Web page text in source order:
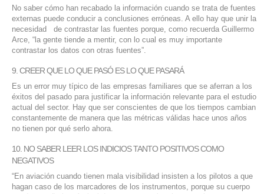
No saber cómo han recabado la información cuando se trata de fuentes
externas puede conducir a conclusiones erróneas. A ello hay que unir la
necesidad de contrastar las fuentes porque, como recuerda Guillermo
Arce, “la gente tiende a mentir, con lo cual es muy importante
contrastar los datos con otras fuentes”.
9. CREER QUE LO QUE PASÓ ES LO QUE PASARÁ
Es un error muy típico de las empresas familiares que se aferran a los
éxitos del pasado para justificar la información relevante para el estudio
actual del sector. Hay que ser conscientes de que los tiempos cambian
constantemente de manera que las métricas válidas hace unos años
no tienen por qué serlo ahora.
10. NO SABER LEER LOS INDICIOS TANTO POSITIVOS COMO
NEGATIVOS
“En aviación cuando tienen mala visibilidad insisten a los pilotos a que
hagan caso de los marcadores de los instrumentos, porque su cuerpo